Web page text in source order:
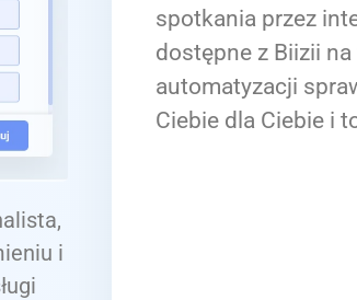
i
spotkania przez
dostępne z Biizii
automatyzacji
Ciebie dla Ciebie i